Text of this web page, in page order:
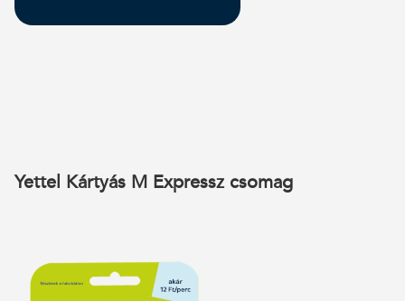
Yettel Kártyás M Expressz csomag